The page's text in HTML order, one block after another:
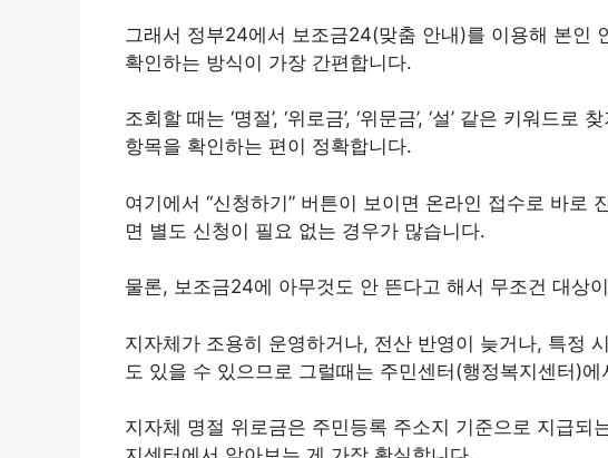
그래서 정부24에서 보조금24(맞춤 안내)를 이용해 본인
확인하는 방식이 가장 간편합니다.
조회할 때는 ‘명절’, ‘위로금’, ‘위문금’, ‘설’ 같은 키워드
항목을 확인하는 편이 정확합니다.
여기에서 “신청하기” 버튼이 보이면 온라인 접수로 바로
면 별도 신청이 필요 없는 경우가 많습니다.
물론, 보조금24에 아무것도 안 뜬다고 해서 무조건 대상
지자체가 조용히 운영하거나, 전산 반영이 늦거나, 특정
도 있을 수 있으므로 그럴때는 주민센터(행정복지센터)
지자체 명절 위로금은 주민등록 주소지 기준으로 지급되